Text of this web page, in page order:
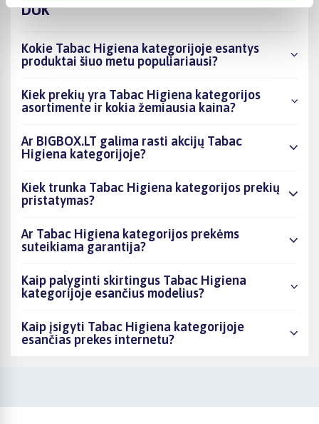
DUK
Kokie Tabac Higiena kategorijoje esantys
produktai šiuo metu populiariausi?
Kiek prekių yra Tabac Higiena kategorijos
asortimente ir kokia žemiausia kaina?
Ar BIGBOX.LT galima rasti akcijų Tabac
Higiena kategorijoje?
Kiek trunka Tabac Higiena kategorijos prekių
pristatymas?
Ar Tabac Higiena kategorijos prekėms
suteikiama garantija?
Kaip palyginti skirtingus Tabac Higiena
kategorijoje esančius modelius?
Kaip įsigyti Tabac Higiena kategorijoje
esančias prekes internetu?